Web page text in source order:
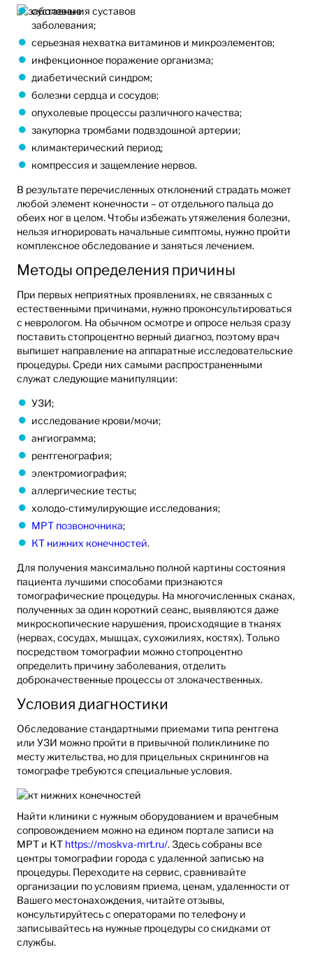
суставные
заболевания;
серьезная нехватка витаминов и микроэлементов;
инфекционное поражение организма;
диабетический синдром;
болезни сердца и сосудов;
опухолевые процессы различного качества;
закупорка тромбами подвздошной артерии;
климактерический период;
компрессия и защемление нервов.
В результате перечисленных отклонений страдать может
любой элемент конечности – от отдельного пальца до
обеих ног в целом. Чтобы избежать утяжеления болезни,
нельзя игнорировать начальные симптомы, нужно пройти
комплексное обследование и заняться лечением.
Методы определения причины
При первых неприятных проявлениях, не связанных с
естественными причинами, нужно проконсультироваться
с неврологом. На обычном осмотре и опросе нельзя сразу
поставить стопроцентно верный диагноз, поэтому врач
выпишет направление на аппаратные исследовательские
процедуры. Среди них самыми распространенными
служат следующие манипуляции:
УЗИ;
исследование крови/мочи;
ангиограмма;
рентгенография;
электромиография;
аллергические тесты;
холодо-стимулирующие исследования;
МРТ позвоночника;
КТ нижних конечностей.
Для получения максимально полной картины состояния
пациента лучшими способами признаются
томографические процедуры. На многочисленных сканах,
полученных за один короткий сеанс, выявляются даже
микроскопические нарушения, происходящие в тканях
(нервах, сосудах, мышцах, сухожилиях, костях). Только
посредством томографии можно стопроцентно
определить причину заболевания, отделить
доброкачественные процессы от злокачественных.
Условия диагностики
Обследование стандартными приемами типа рентгена
или УЗИ можно пройти в привычной поликлинике по
месту жительства, но для прицельных скринингов на
томографе требуются специальные условия.
Найти клиники с нужным оборудованием и врачебным
сопровождением можно на едином портале записи на
МРТ и КТ https://moskva-mrt.ru/. Здесь собраны все
центры томографии города с удаленной записью на
процедуры. Переходите на сервис, сравнивайте
организации по условиям приема, ценам, удаленности от
Вашего местонахождения, читайте отзывы,
консультируйтесь с операторами по телефону и
записывайтесь на нужные процедуры со скидками от
службы.